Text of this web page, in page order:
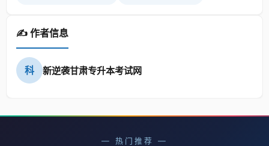
✍️ 作者信息
科 新逆袭甘肃专升本考试网
— 热门推荐 —